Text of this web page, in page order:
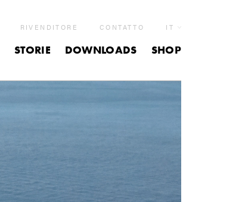
RIVENDITORE CONTATTO IT
STORIE DOWNLOADS SHOP